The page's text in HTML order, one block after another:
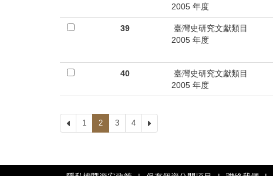
2005 年度
39
臺灣史研究文獻類目
2005 年度
40
臺灣史研究文獻類目
2005 年度
上
一
1 2 3 4
一